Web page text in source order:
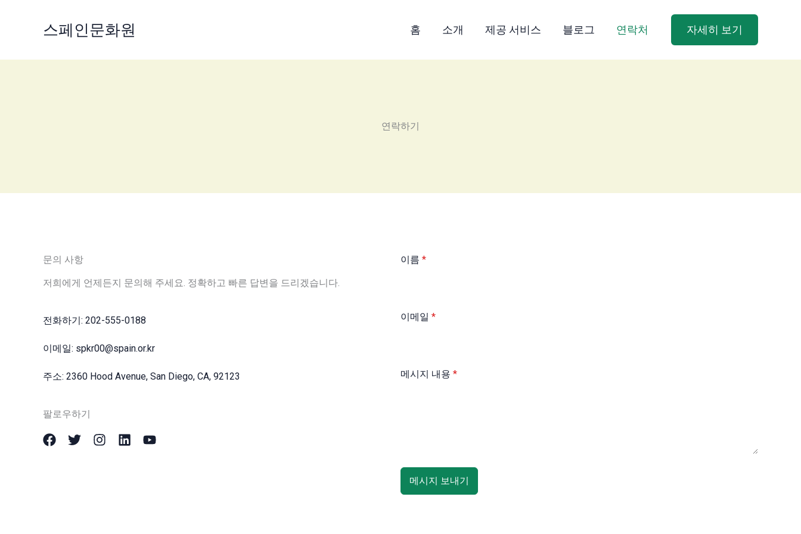
건
스페인문화원 홈 소개 제공 서비스 블로그 연락처 자세히 보기
연락하기
문의 사항
저희에게 언제든지 문의해 주세요. 정확하고 빠른 답변을 드리겠습니다.
전화하기: 202-555-0188
이메일: spkr00@spain.or.kr
주소: 2360 Hood Avenue, San Diego, CA, 92123
팔로우하기
이름 *
이메일 *
메시지 내용 *
메시지 보내기